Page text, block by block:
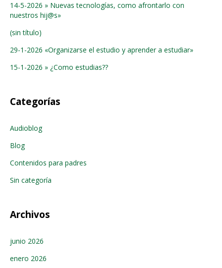
14-5-2026 » Nuevas tecnologías, como afrontarlo con
nuestros hij@s»
(sin título)
29-1-2026 «Organizarse el estudio y aprender a estudiar»
15-1-2026 » ¿Como estudias??
Categorías
Audioblog
Blog
Contenidos para padres
Sin categoría
Archivos
junio 2026
enero 2026